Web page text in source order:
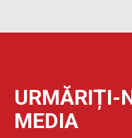
URMĂRIȚI-
MEDIA